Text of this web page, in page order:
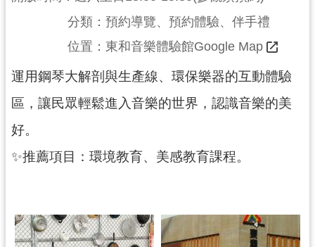
覽
便
服
活
分類：預約導覽、預約體驗、伴手禮
		位置：
東和音樂體驗館Google Map
運用鋼琴大解剖與生產線、環保樂器的互動體驗
區，讓民眾輕鬆進入音樂的世界，認識音樂的美
好。
✨推薦項目：環境教育、美感教育課程。